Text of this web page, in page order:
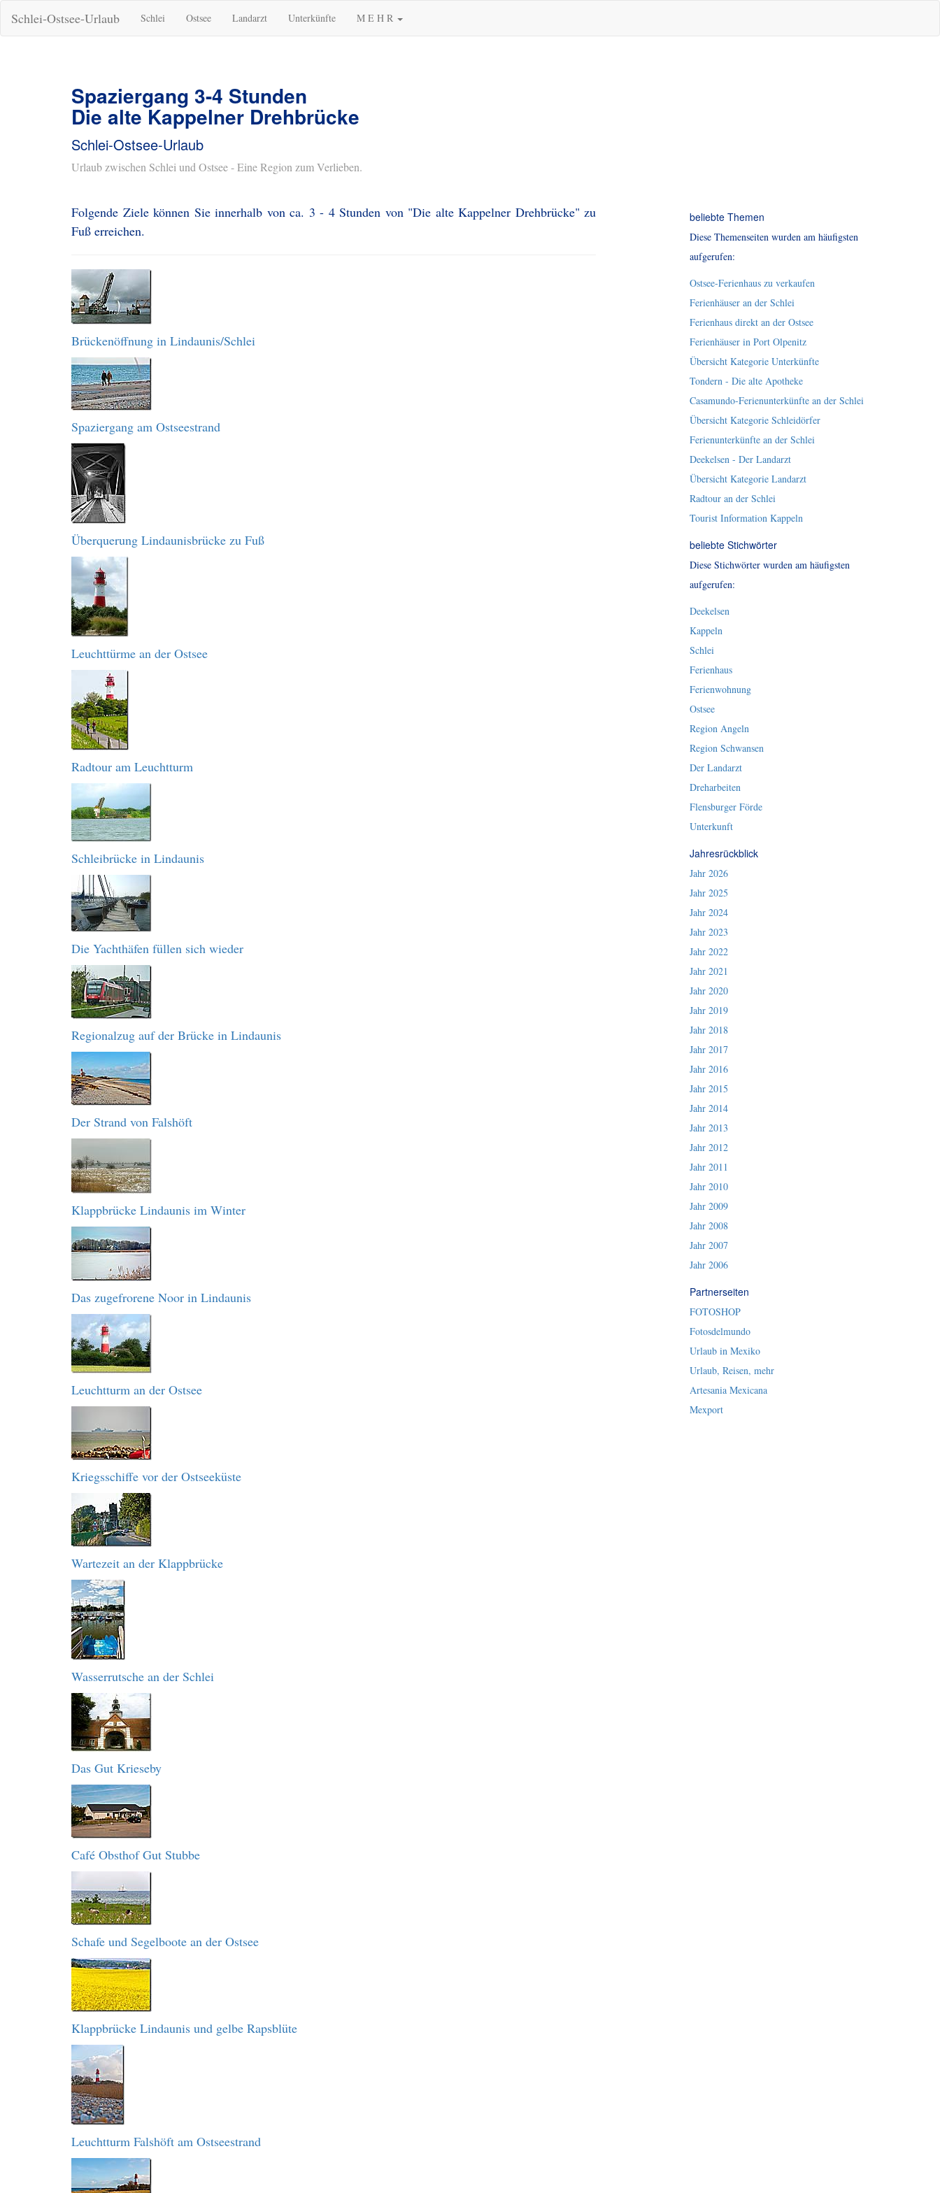
Schlei-Ostsee-Urlaub Schlei Ostsee Landarzt Unterkünfte M E H R
Spaziergang 3-4 Stunden
Die alte Kappelner Drehbrücke
Schlei-Ostsee-Urlaub
Urlaub zwischen Schlei und Ostsee - Eine Region zum Verlieben.
Folgende Ziele können Sie innerhalb von ca. 3 - 4 Stunden von "Die alte Kappelner Drehbrücke" zu
Fuß erreichen.
Brückenöffnung in Lindaunis/Schlei
Spaziergang am Ostseestrand
Überquerung Lindaunisbrücke zu Fuß
Leuchttürme an der Ostsee
Radtour am Leuchtturm
Schleibrücke in Lindaunis
Die Yachthäfen füllen sich wieder
Regionalzug auf der Brücke in Lindaunis
Der Strand von Falshöft
Klappbrücke Lindaunis im Winter
Das zugefrorene Noor in Lindaunis
Leuchtturm an der Ostsee
Kriegsschiffe vor der Ostseeküste
Wartezeit an der Klappbrücke
Wasserrutsche an der Schlei
Das Gut Krieseby
Café Obsthof Gut Stubbe
Schafe und Segelboote an der Ostsee
Klappbrücke Lindaunis und gelbe Rapsblüte
Leuchtturm Falshöft am Ostseestrand
beliebte Themen
Diese Themenseiten wurden am häufigsten
aufgerufen:
Ostsee-Ferienhaus zu verkaufen
Ferienhäuser an der Schlei
Ferienhaus direkt an der Ostsee
Ferienhäuser in Port Olpenitz
Übersicht Kategorie Unterkünfte
Tondern - Die alte Apotheke
Casamundo-Ferienunterkünfte an der Schlei
Übersicht Kategorie Schleidörfer
Ferienunterkünfte an der Schlei
Deekelsen - Der Landarzt
Übersicht Kategorie Landarzt
Radtour an der Schlei
Tourist Information Kappeln
beliebte Stichwörter
Diese Stichwörter wurden am häufigsten
aufgerufen:
Deekelsen
Kappeln
Schlei
Ferienhaus
Ferienwohnung
Ostsee
Region Angeln
Region Schwansen
Der Landarzt
Dreharbeiten
Flensburger Förde
Unterkunft
Jahresrückblick
Jahr 2026
Jahr 2025
Jahr 2024
Jahr 2023
Jahr 2022
Jahr 2021
Jahr 2020
Jahr 2019
Jahr 2018
Jahr 2017
Jahr 2016
Jahr 2015
Jahr 2014
Jahr 2013
Jahr 2012
Jahr 2011
Jahr 2010
Jahr 2009
Jahr 2008
Jahr 2007
Jahr 2006
Partnerseiten
FOTOSHOP
Fotosdelmundo
Urlaub in Mexiko
Urlaub, Reisen, mehr
Artesania Mexicana
Mexport